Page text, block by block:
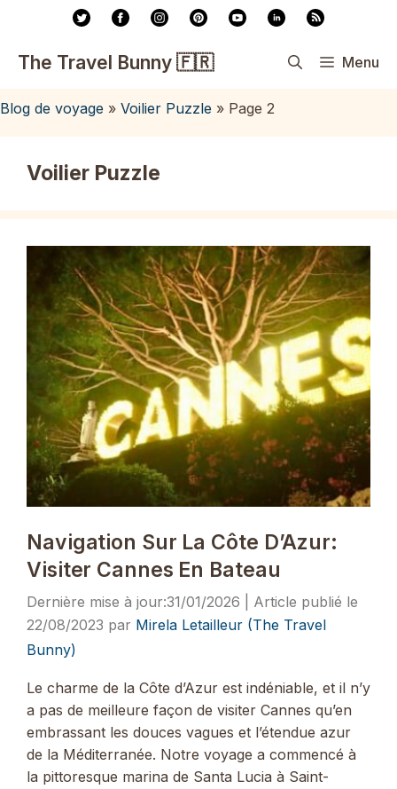
contenu
The Travel Bunny 🇫🇷 Menu
Blog de voyage » Voilier Puzzle » Page 2
Voilier Puzzle
Navigation Sur La Côte D’Azur:
Visiter Cannes En Bateau
31/01/2026
22/08/2023 par Mirela Letailleur (The Travel
Bunny)
Le charme de la Côte d’Azur est indéniable, et il n’y
a pas de meilleure façon de visiter Cannes qu’en
embrassant les douces vagues et l’étendue azur
de la Méditerranée. Notre voyage a commencé à
la pittoresque marina de Santa Lucia à Saint-